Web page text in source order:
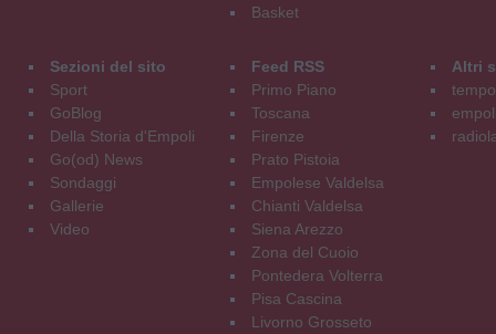
Basket
Sezioni del sito
Sport
GoBlog
Della Storia d'Empoli
Go(od) News
Sondaggi
Gallerie
Video
Feed RSS
Primo Piano
Toscana
Firenze
Prato Pistoia
Empolese Valdelsa
Chianti Valdelsa
Siena Arezzo
Zona del Cuoio
Pontedera Volterra
Pisa Cascina
Livorno Grosseto
Altri